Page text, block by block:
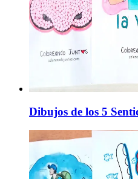
Dibujos de los 5